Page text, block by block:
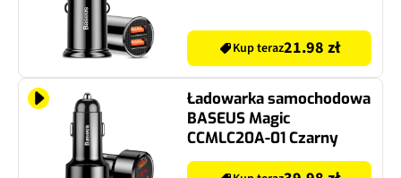
Kup teraz21.98 zł
Ładowarka samochodowa
BASEUS Magic
CCMLC20A-01 Czarny